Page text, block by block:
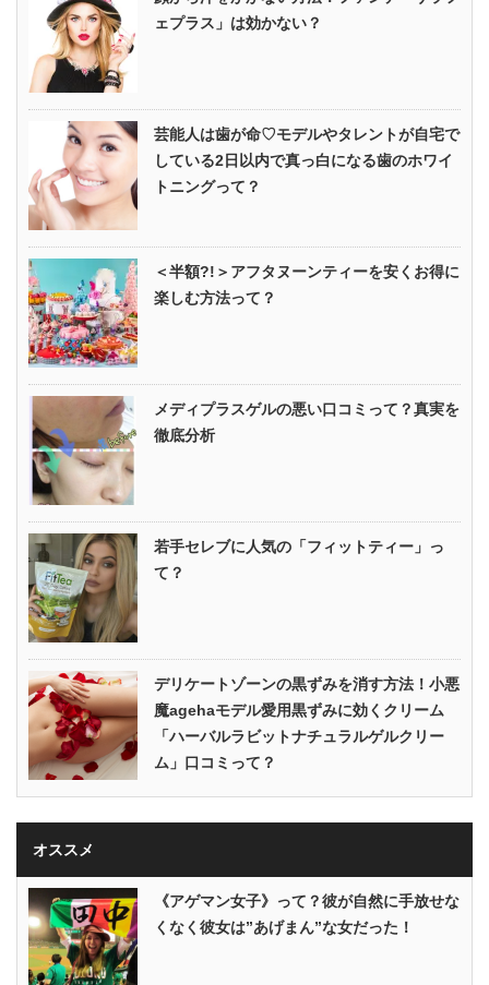
ェプラス」は効かない？
芸能人は歯が命♡モデルやタレントが自宅で
している2日以内で真っ白になる歯のホワイ
トニングって？
＜半額?!＞アフタヌーンティーを安くお得に
楽しむ方法って？
メディプラスゲルの悪い口コミって？真実を
徹底分析
若手セレブに人気の「フィットティー」っ
て？
デリケートゾーンの黒ずみを消す方法！小悪
魔agehaモデル愛用黒ずみに効くクリーム
「ハーバルラビットナチュラルゲルクリー
ム」口コミって？
オススメ
《アゲマン女子》って？彼が自然に手放せな
くなく彼女は”あげまん”な女だった！